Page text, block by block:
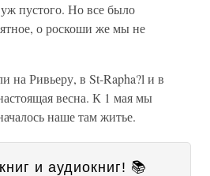
пустого. Но все было
о роскоши же мы не
на Ривьеру, в St-Rapha?l и в
весна. К 1 мая мы
наше там житье.
и аудиокниг! 📚